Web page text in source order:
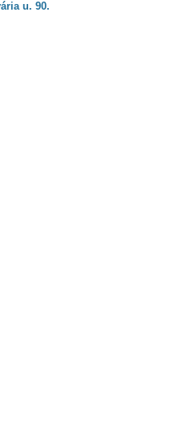
u. 90.